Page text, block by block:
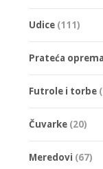
Udice (111)
Prateća oprema
Futrole i torbe
Čuvarke (20)
Meredovi (67)